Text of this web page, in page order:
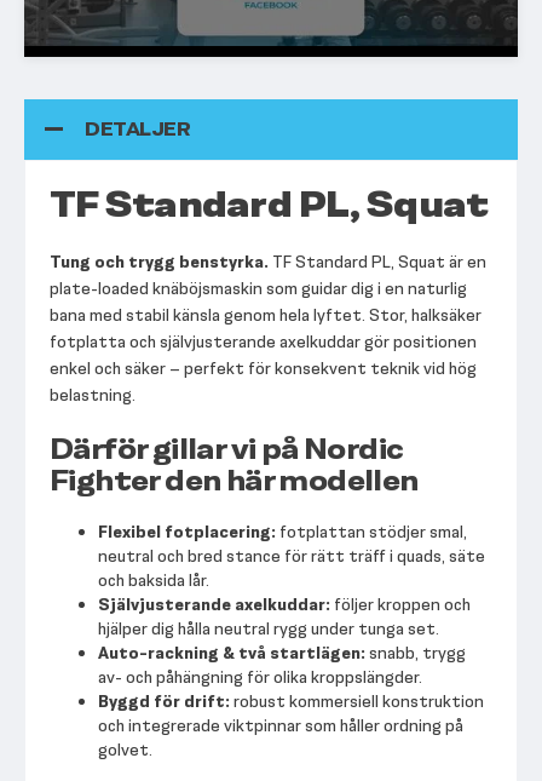
DETALJER
TF Standard PL, Squat
Tung och trygg benstyrka. TF Standard PL, Squat är en
plate-loaded knäböjsmaskin som guidar dig i en naturlig
bana med stabil känsla genom hela lyftet. Stor, halksäker
fotplatta och självjusterande axelkuddar gör positionen
enkel och säker – perfekt för konsekvent teknik vid hög
belastning.
Därför gillar vi på Nordic
Fighter den här modellen
Flexibel fotplacering: fotplattan stödjer smal,
neutral och bred stance för rätt träff i quads, säte
och baksida lår.
Självjusterande axelkuddar: följer kroppen och
hjälper dig hålla neutral rygg under tunga set.
Auto-rackning & två startlägen: snabb, trygg
av- och påhängning för olika kroppslängder.
Byggd för drift: robust kommersiell konstruktion
och integrerade viktpinnar som håller ordning på
golvet.